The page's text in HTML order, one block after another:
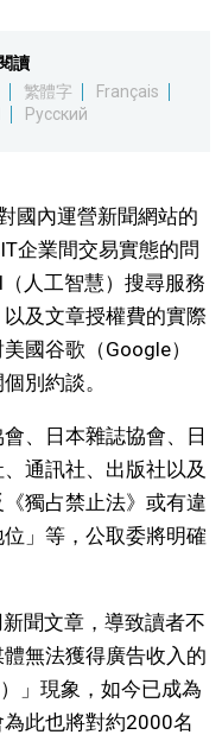
讀
繁體字
Français
Русский
國內運營新聞網站的
企業間交易實態的問
人工智慧）搜尋服務
及文章授權費的實際
國谷歌（Google）
別約談。
、日本雜誌協會、日
通訊社、出版社以及
獨占禁止法》或有違
」等，公取委將明確
聞文章，導致讀者不
無法獲得廣告收入的
」現象，如今已成為
此也將對約2000名